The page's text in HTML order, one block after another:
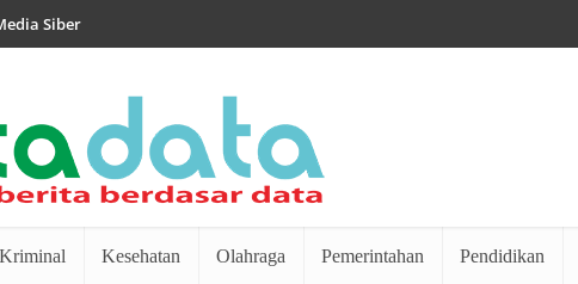
Siber
Kesehatan Olahraga Pemerintahan Pendidikan